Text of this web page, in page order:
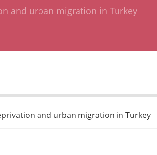
and urban migration in Turkey
and urban migration in Turkey